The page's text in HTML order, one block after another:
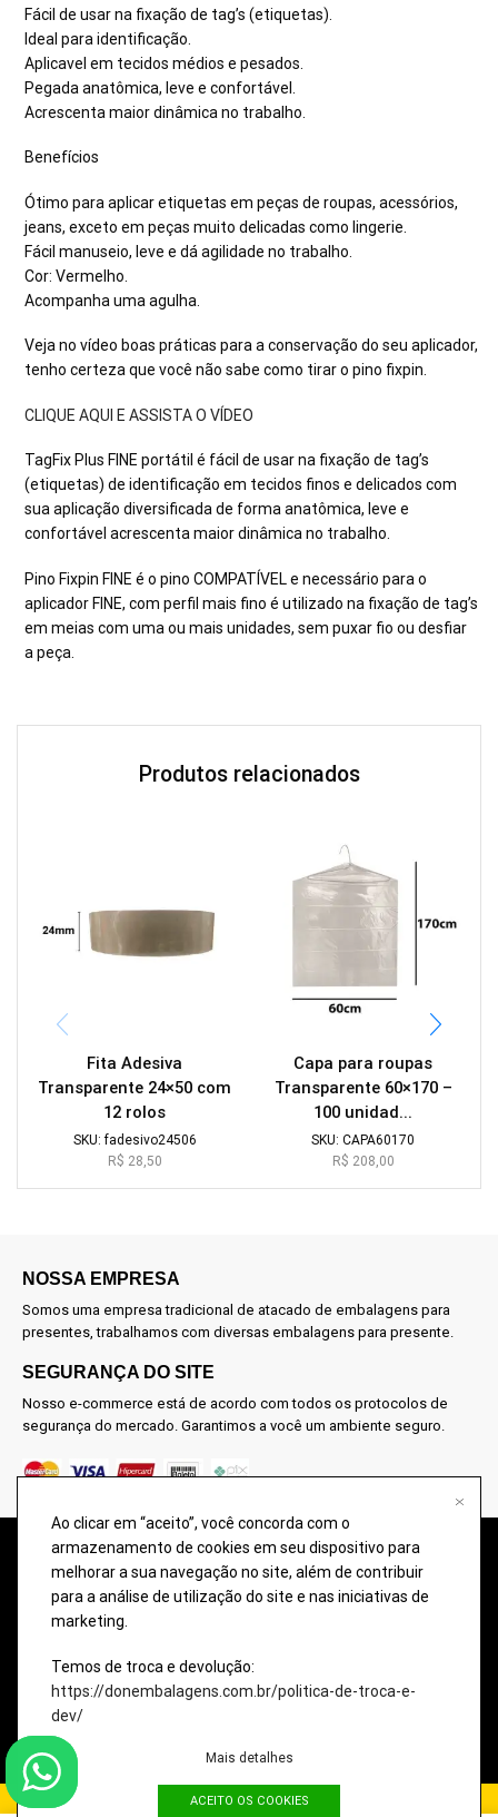
Fácil de usar na fixação de tag’s (etiquetas).
Ideal para identificação.
Aplicavel em tecidos médios e pesados.
Pegada anatômica, leve e confortável.
Acrescenta maior dinâmica no trabalho.
Benefícios
Ótimo para aplicar etiquetas em peças de roupas, acessórios,
jeans, exceto em peças muito delicadas como lingerie.
Fácil manuseio, leve e dá agilidade no trabalho.
Cor: Vermelho.
Acompanha uma agulha.
Veja no vídeo boas práticas para a conservação do seu aplicador,
tenho certeza que você não sabe como tirar o pino fixpin.
CLIQUE AQUI E ASSISTA O VÍDEO
TagFix Plus FINE portátil é fácil de usar na fixação de tag’s
(etiquetas) de identificação em tecidos finos e delicados com
sua aplicação diversificada de forma anatômica, leve e
confortável acrescenta maior dinâmica no trabalho.
Pino Fixpin FINE é o pino COMPATÍVEL e necessário para o
aplicador FINE, com perfil mais fino é utilizado na fixação de tag’s
em meias com uma ou mais unidades, sem puxar fio ou desfiar
a peça.
Produtos relacionados
Fita Adesiva
Transparente 24×50 com
12 rolos
SKU:fadesivo24506
R$ 28,50
Capa para roupas
Transparente 60×170 –
100 unidad...
SKU:CAPA60170
R$ 208,00
NOSSA EMPRESA
Somos uma empresa tradicional de atacado de embalagens para
presentes, trabalhamos com diversas embalagens para presente.
SEGURANÇA DO SITE
Nosso e-commerce está de acordo com todos os protocolos de
segurança do mercado. Garantimos a você um ambiente seguro.
@2026 – TODOS OS DIREITOS RESERVADOS À DON EMBALAGENS –
COMÉRCIO DE EMBALAGENS PARA PRESENTES. Imagens meramente
ilustrativas, qualquer semelhança é uma mera coincidência.
estoque da loja física. Eventuais promoções, descontos e prazos de
pagamento expostos aqui são válidos apenas para compras via internet.
Imagens meramente ilustrativas, qualquer semelhança é uma mera
coincidência.
Ao clicar em “aceito”, você concorda com o
armazenamento de cookies em seu dispositivo para
melhorar a sua navegação no site, além de contribuir
para a análise de utilização do site e nas iniciativas de
marketing.
Temos de troca e devolução:
https://donembalagens.com.br/politica-de-troca-e-
dev/
Mais detalhes
ACEITO OS COOKIES